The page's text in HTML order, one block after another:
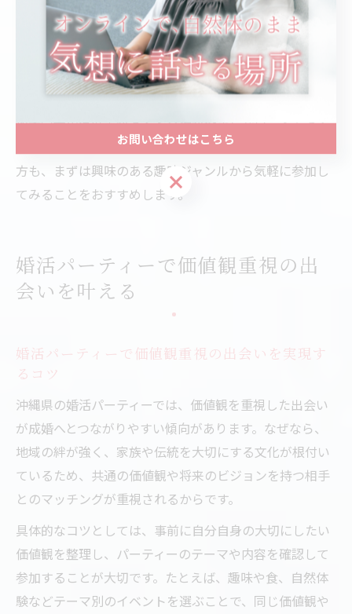
人柄や価値観を知ることができます。
また、趣味を一緒に楽しむことで、相手への信頼感や安
心感も高まりやすく、交際後の関係構築にも良い影響を
与えます。失敗例としては、趣味が合わない場合や、参
加者同士の温度差があると交流が深まらないこともある
ため、自分に合ったイベント選びが重要です。初心者の
方も、まずは興味のある趣味ジャンルから気軽に参加し
てみることをおすすめします。
婚活パーティーで価値観重視の出
会いを叶える
婚活パーティーで価値観重視の出会いを実現す
るコツ
沖縄県の婚活パーティーでは、価値観を重視した出会い
が成婚へとつながりやすい傾向があります。なぜなら、
地域の絆が強く、家族や伝統を大切にする文化が根付い
ているため、共通の価値観や将来のビジョンを持つ相手
とのマッチングが重視されるからです。
具体的なコツとしては、事前に自分自身の大切にしたい
価値観を整理し、パーティーのテーマや内容を確認して
参加することが大切です。たとえば、趣味や食、自然体
験などテーマ別のイベントを選ぶことで、同じ価値観や
お問い合わせはこちら
お問い合わせはこちら